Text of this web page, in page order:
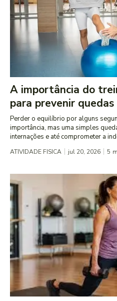
A importância do
para prevenir quedas
Perder o equilíbrio por alguns
importância, mas uma simples
internações e até comprometer a
ATIVIDADE FISICA jul 20, 2026 5